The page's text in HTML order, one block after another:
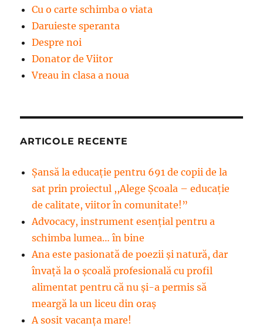
Cu o carte schimba o viata
Daruieste speranta
Despre noi
Donator de Viitor
Vreau in clasa a noua
ARTICOLE RECENTE
Șansă la educație pentru 691 de copii de la
sat prin proiectul ,,Alege Școala – educație
de calitate, viitor în comunitate!”
Advocacy, instrument esenţial pentru a
schimba lumea… în bine
Ana este pasionată de poezii și natură, dar
învață la o școală profesională cu profil
alimentat pentru că nu și-a permis să
meargă la un liceu din oraș
A sosit vacanța mare!